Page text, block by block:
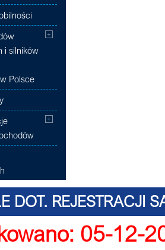
i silników
Polsce
DOT. REJESTRACJI
05-12-